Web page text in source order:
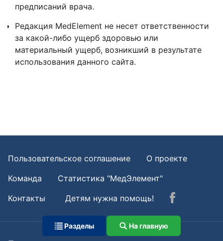
предписаний врача.
Редакция MedElement не несет ответственности
за какой-либо ущерб здоровью или
материальный ущерб, возникший в результате
использования данного сайта.
Пользовательское соглашение
О проекте
Команда
Статистика "МедЭлемент"
Контакты
Детям нужна помощь!
Разделы На главную